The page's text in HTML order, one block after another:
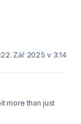
22. Zář 2025 v 3:14
more than just